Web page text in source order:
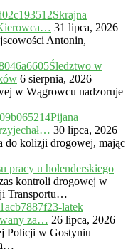
Skrajna
31 lipca, 2026
Antonin,
Śledztwo w
6 sierpnia, 2026
w Wągrowcu nadzoruje
Pijana
30 lipca, 2026
do kolizji drogowej, mając
pracy u holenderskiego
kontroli drogowej w
Transportu…
23-latek
za… 26 lipca, 2026
Policji w Gostyniu